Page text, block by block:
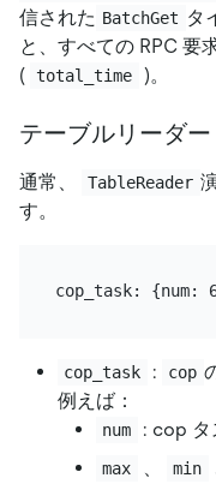
信された BatchGet タ
と、すべての RPC 要
( total_time )。
テーブルリーダー
通常、 TableReader
す。
cop_task : cop
例えば：
num : cop タ
max 、 min